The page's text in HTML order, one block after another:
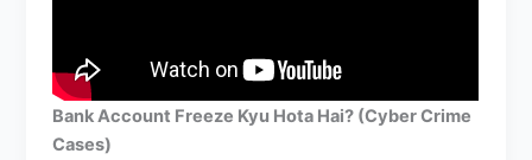
Bank Account Freeze Kyu Hota Hai? (Cyber Crime
Cases)